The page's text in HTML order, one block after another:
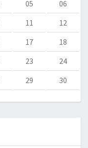
05
06
11
12
17
18
23
24
29 30